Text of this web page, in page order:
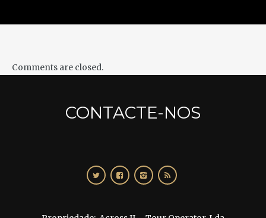
Comments are closed.
CONTACTE-NOS